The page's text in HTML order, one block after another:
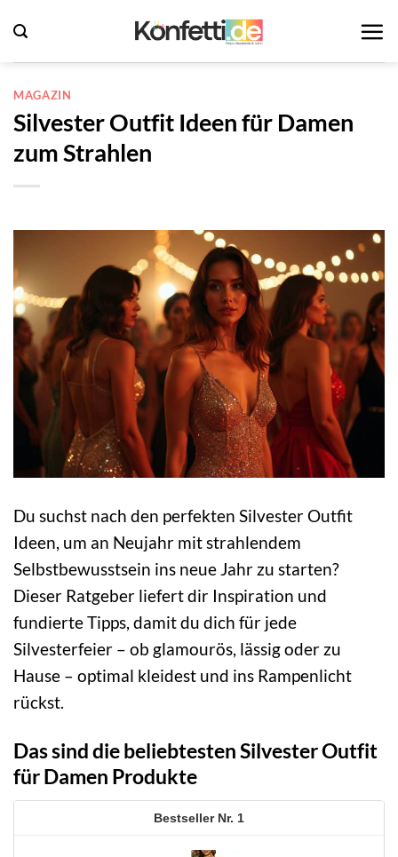
Inhalt
springen
MAGAZIN
Silvester Outfit Ideen für Damen
zum Strahlen
Du suchst nach den perfekten Silvester Outfit
Ideen, um an Neujahr mit strahlendem
Selbstbewusstsein ins neue Jahr zu starten?
Dieser Ratgeber liefert dir Inspiration und
fundierte Tipps, damit du dich für jede
Silvesterfeier – ob glamourös, lässig oder zu
Hause – optimal kleidest und ins Rampenlicht
rückst.
Das sind die beliebtesten Silvester Outfit
für Damen Produkte
1